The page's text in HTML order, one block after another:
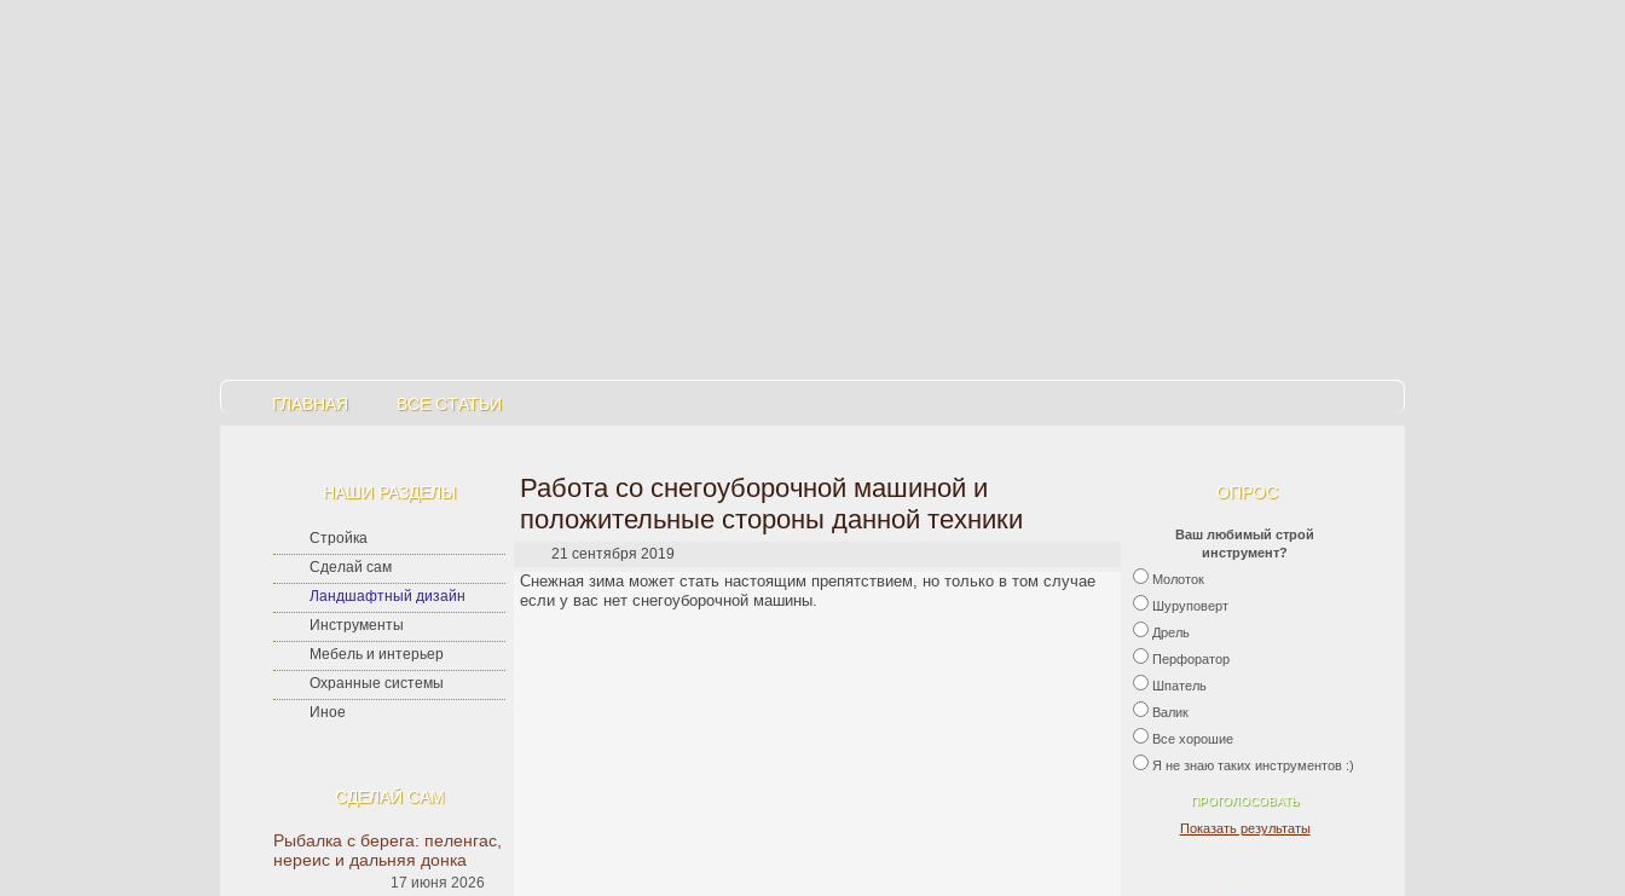
ГЛАВНАЯ ВСЕ СТАТЬИ
НАШИ РАЗДЕЛЫ
Стройка
Сделай сам
Ландшафтный дизайн
Инструменты
Мебель и интерьер
Охранные системы
Иное
СДЕЛАЙ САМ
Рыбалка с берега: пеленгас,
нереис и дальняя донка
17 июня 2026
ОПРОС
Ваш любимый строй
инструмент?
Молоток
Шуруповерт
Дрель
Перфоратор
Шпатель
Валик
Все хорошие
Я не знаю таких инструментов :)
Показать результаты
Работа со снегоуборочной машиной и
положительные стороны данной техники
21 сентября 2019
Снежная зима может стать настоящим препятствием, но только в том случае
если у вас нет снегоуборочной машины.